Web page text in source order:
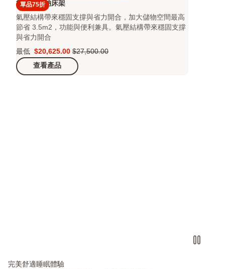
單品75折
後掀式收納床架
氣壓結構帶來穩固支撐與省力開合，加大儲物空間最高
節省 3.5m2，功能與便利兼具。氣壓結構帶來穩固支撐
與省力開合
最低
Price
$20,625.00
$20,625.00
原
價
$27,500.00
$27,500.00
查看產品
完美舒適睡眠體驗